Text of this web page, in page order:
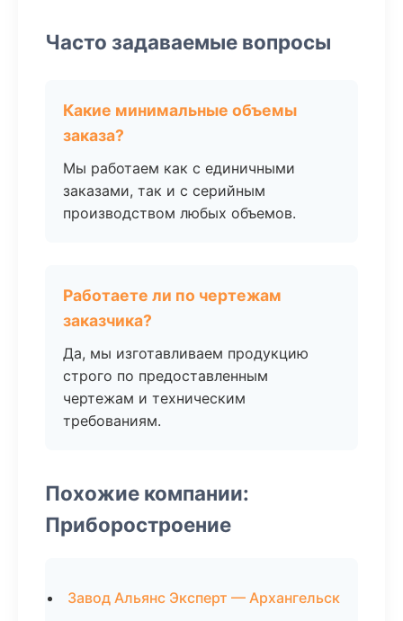
Часто задаваемые вопросы
Какие минимальные объемы
заказа?
Мы работаем как с единичными
заказами, так и с серийным
производством любых объемов.
Работаете ли по чертежам
заказчика?
Да, мы изготавливаем продукцию
строго по предоставленным
чертежам и техническим
требованиям.
Похожие компании:
Приборостроение
Завод Альянс Эксперт — Архангельск